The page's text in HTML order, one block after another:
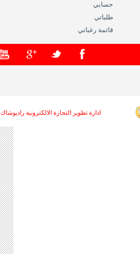
حسابي
طلباتي
قائمة رغباتي
ادارة تطوير التجارة الالكترونية راديوشاك